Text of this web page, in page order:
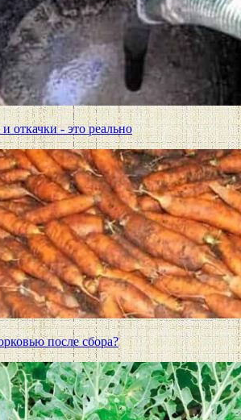
откачки - это реально
после сбора?